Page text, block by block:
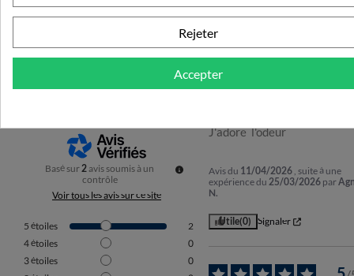
LES AVIS CLIENTS
5/5
Basé sur2avis soumis à un
contrôle
Voir tous les avis sur ce site
5 étoiles
2
4étoiles
0
3étoiles
0
5/
J'adore  l'odeur
Avis du 11/04/2026 , suite à une
expérience du25/03/2026 par
N.
Utile(0) Signaler
Rejeter
Accepter